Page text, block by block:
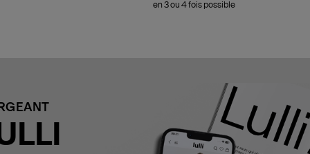
en 3 ou 4 fois possible